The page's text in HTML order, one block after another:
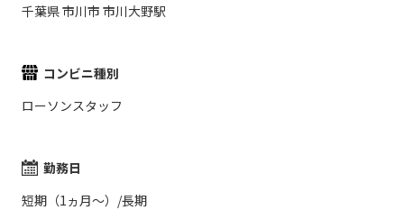
千葉県 市川市 市川大野駅
コンビニ種別
ローソンスタッフ
勤務日
短期（1ヵ月～）/長期